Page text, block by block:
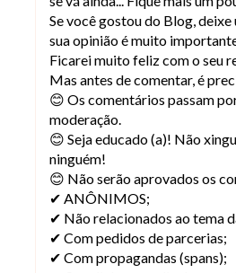
Se você gostou do Blog,
sua opinião é muito
Ficarei muito feliz com o seu
Mas antes de comentar, é
😊 Os comentários passam
moderação.
😊 Seja educado (a)! Não
ninguém!
😊 Não serão aprovados os
✔ ANÔNIMOS;
✔ Não relacionados ao tema
✔ Com pedidos de parcerias;
✔ Com propagandas (spans);